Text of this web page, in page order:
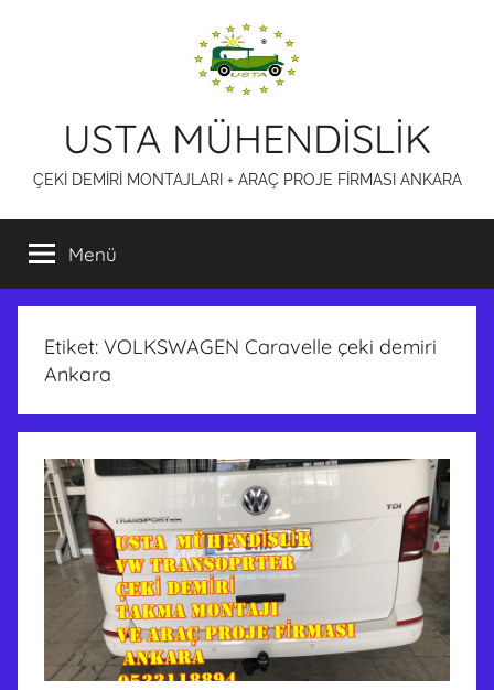
USTA MÜHENDİSLİK
ÇEKİ DEMİRİ MONTAJLARI + ARAÇ PROJE FİRMASI ANKARA
Menü
Etiket: VOLKSWAGEN Caravelle çeki demiri
Ankara